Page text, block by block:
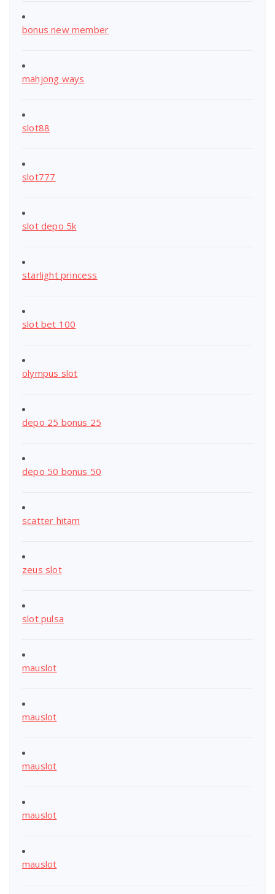
bonus new member
mahjong ways
slot88
slot777
slot depo 5k
starlight princess
slot bet 100
olympus slot
depo 25 bonus 25
depo 50 bonus 50
scatter hitam
zeus slot
slot pulsa
mauslot
mauslot
mauslot
mauslot
mauslot